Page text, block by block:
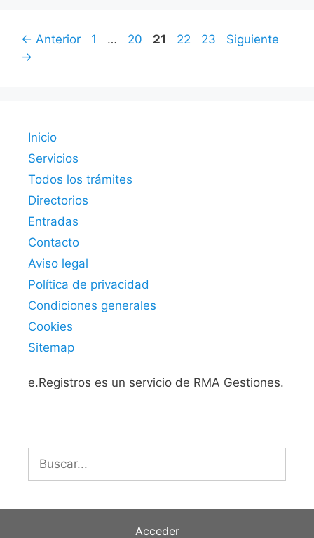
← Anterior Página
1 … Página
20 Página
21 Página
22 Página
23
Siguiente
→
Inicio
Servicios
Todos los trámites
Directorios
Entradas
Contacto
Aviso legal
Política de privacidad
Condiciones generales
Cookies
Sitemap
e.Registros es un servicio de RMA Gestiones.
Buscar:
Acceder